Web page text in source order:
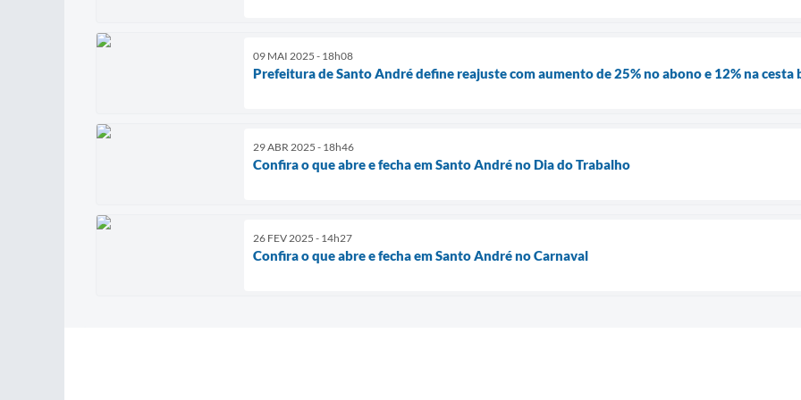
09 MAI 2025 - 18h08
Prefeitura de Santo André define reajuste com aumento de 25% no abono e 12% na cesta
29 ABR 2025 - 18h46
Confira o que abre e fecha em Santo André no Dia do Trabalho
26 FEV 2025 - 14h27
Confira o que abre e fecha em Santo André no Carnaval